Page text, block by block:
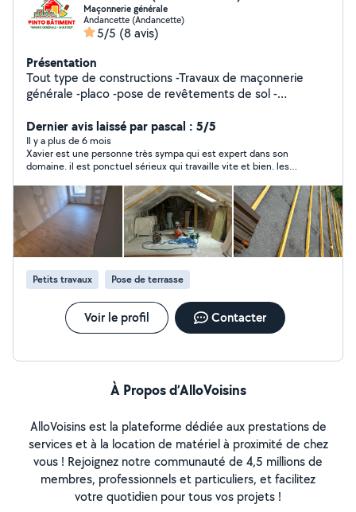
Maçonnerie générale
Andancette (Andancette)
5/5 (8 avis)
Présentation
Tout type de constructions -Travaux de maçonnerie
générale -placo -pose de revêtements de sol -
contacter pour tout autre type de demande.
Dernier avis laissé par pascal : 5/5
Il y a plus de 6 mois
Xavier est une personne très sympa qui est expert dans son
domaine. il est ponctuel sérieux qui travaille vite et bien. les
attentes. merci. je recommande ce professionnel.
Petits travaux Pose de terrasse
Voir le profil Contacter
À Propos d’AlloVoisins
AlloVoisins est la plateforme dédiée aux prestations de
services et à la location de matériel à proximité de chez
vous ! Rejoignez notre communauté de 4,5 millions de
membres, professionnels et particuliers, et facilitez
votre quotidien pour tous vos projets !